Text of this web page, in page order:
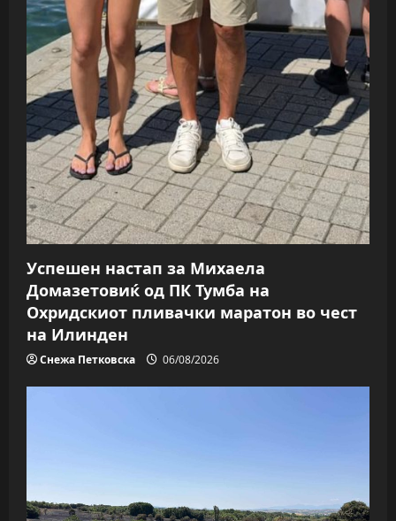
Успешен настап за Михаела
Домазетовиќ од ПК Тумба на
Охридскиот пливачки маратон во чест
на Илинден
Снежа Петковска 06/08/2026